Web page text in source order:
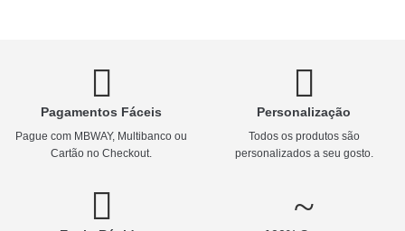
Pagamentos Fáceis
Pague com MBWAY, Multibanco ou
Cartão no Checkout.
Personalização
Todos os produtos são
personalizados a seu gosto.